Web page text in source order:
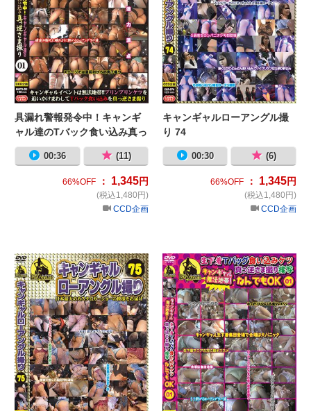
具漏れ警報発令中！キャンギ
ャル達のTバック食い込み真っ
逆さま撮り01
00:36 (11)
66%OFF ： 1,345円
(税込1,480円)
CCD企画
キャンギャルローアングル撮
り 74
00:30 (6)
66%OFF： 1,345円
(税込1,480円)
CCD企画
キャンギャルローアングル撮り 75キ